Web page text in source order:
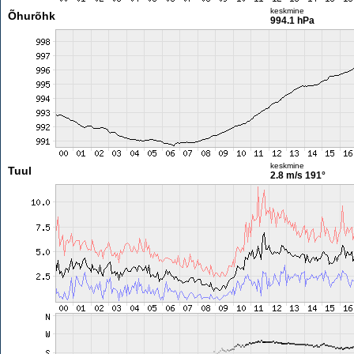
Õhurõhk keskmine
994.1 hPa
Tuul keskmine
2.8 m/s 191°